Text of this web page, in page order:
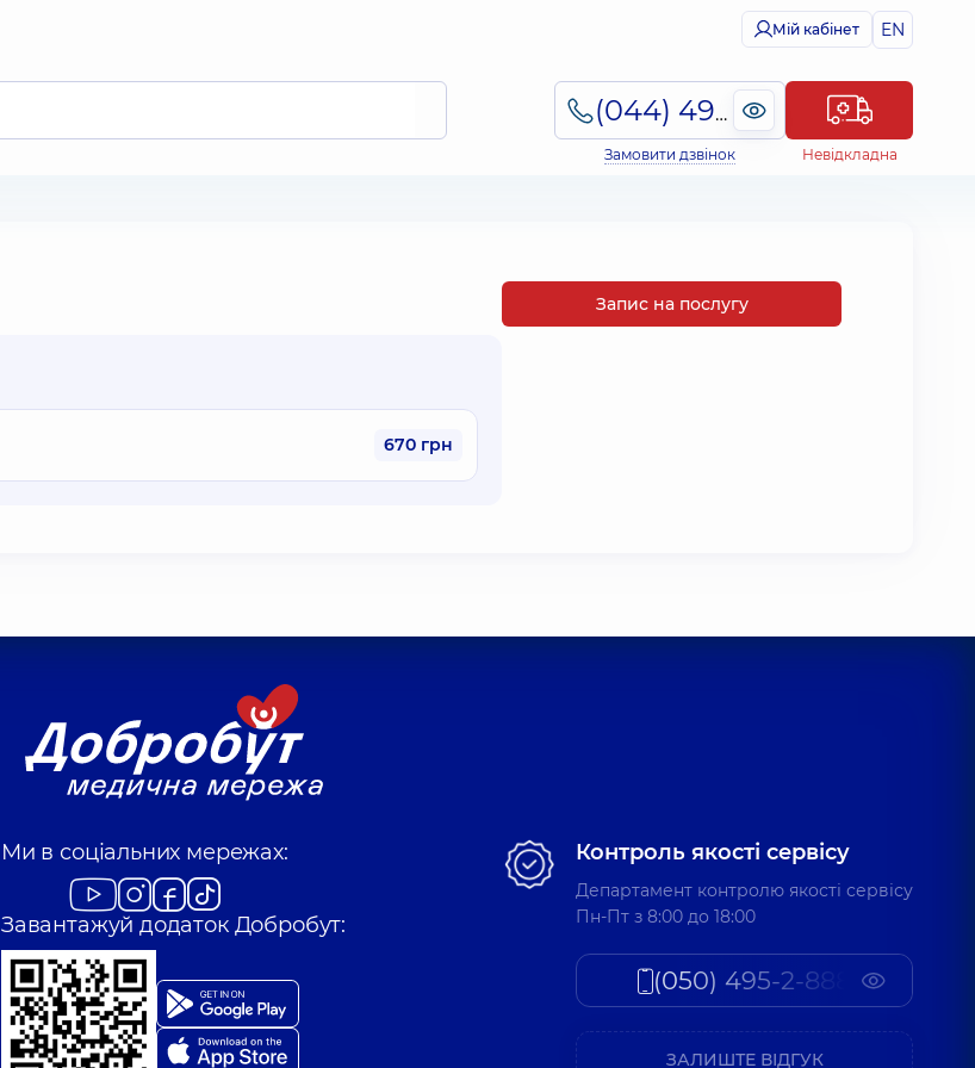
Мій кабінет EN
(044) 495-2-888
Замовити дзвінок Невідкладна
670 грн
Запис на послугу
Ми в соціальних мережах:
Завантажуй додаток Добробут:
Контроль якості сервісу
Департамент контролю якості сервісу
Пн-Пт з 8:00 до 18:00
(050) 495-2-888
ЗАЛИШТЕ ВІДГУК